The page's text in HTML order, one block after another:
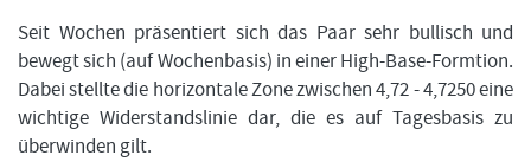
Seit Wochen präsentiert sich das Paar sehr bullisch und
bewegt sich (auf Wochenbasis) in einer High-Base-Formtion.
Dabei stellte die horizontale Zone zwischen 4,72 - 4,7250 eine
wichtige Widerstandslinie dar, die es auf Tagesbasis zu
überwinden gilt.